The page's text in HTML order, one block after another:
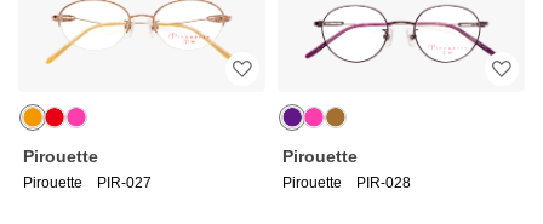
Pirouette
Pirouette PIR-027
Pirouette
Pirouette PIR-028